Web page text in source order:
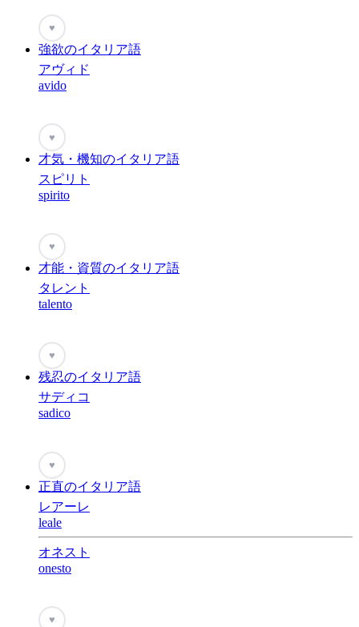
♥
強欲のイタリア語
アヴィド
avido
♥
才気・機知のイタリア語
スピリト
spirito
♥
才能・資質のイタリア語
タレント
talento
♥
残忍のイタリア語
サディコ
sadico
♥
正直のイタリア語
レアーレ
leale
オネスト
onesto
♥